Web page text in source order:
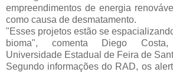
empreendimentos de energia
como causa de desmatamento.
"Esses projetos estão se
bioma", comenta Diego
Universidade Estadual de Feira de
Segundo informações do RAD, os